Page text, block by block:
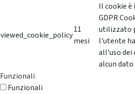
viewed_cookie_policy
11
mesi
Il cookie
GDPR
utilizzato
l'utente
all'uso dei
alcun
Funzionali
Funzionali